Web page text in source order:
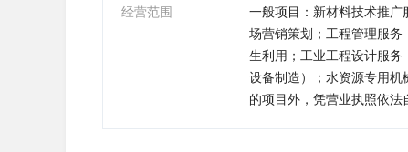
经营范围
一般项目：新材料技术推
场营销策划；工程管理服
生利用；工业工程设计服
设备制造）；水资源专用
的项目外，凭营业执照依法